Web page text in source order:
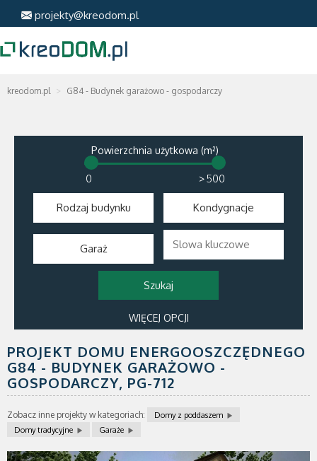
projekty@kreodom.pl
kreodom.pl G84 - Budynek garażowo - gospodarczy
Powierzchnia użytkowa (m²)
>
Rodzaj budynku Kondygnacje
Garaż
WIĘCEJ OPCJI
PROJEKT DOMU ENERGOOSZCZĘDNEGO
G84 - BUDYNEK GARAŻOWO -
GOSPODARCZY, PG-712
Zobacz inne projekty w kategoriach:
Domy z poddaszem
Domy tradycyjne
Garaże